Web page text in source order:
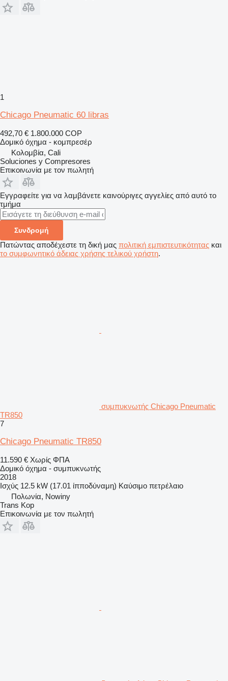
1
Chicago Pneumatic 60 libras
492,70 € 1.800.000 COP
Δομικό όχημα - κομπρεσέρ
Κολομβία, Cali
Soluciones y Compresores
Επικοινωνία με τον πωλητή
Εγγραφείτε για να λαμβάνετε καινούριγες αγγελίες από αυτό το
τμήμα
Συνδρομή
Πατώντας αποδέχεστε τη δική μας πολιτική εμπιστευτικότητας και
το συμφωνητικό άδειας χρήσης τελικού χρήστη.
συμπυκνωτής Chicago Pneumatic
TR850
7
Chicago Pneumatic TR850
11.590 € Χωρίς ΦΠΑ
Δομικό όχημα - συμπυκνωτής
2018
Ισχύς 12.5 kW (17.01 ίπποδύναμη) Καύσιμο πετρέλαιο
Πολωνία, Nowiny
Trans Kop
Επικοινωνία με τον πωλητή